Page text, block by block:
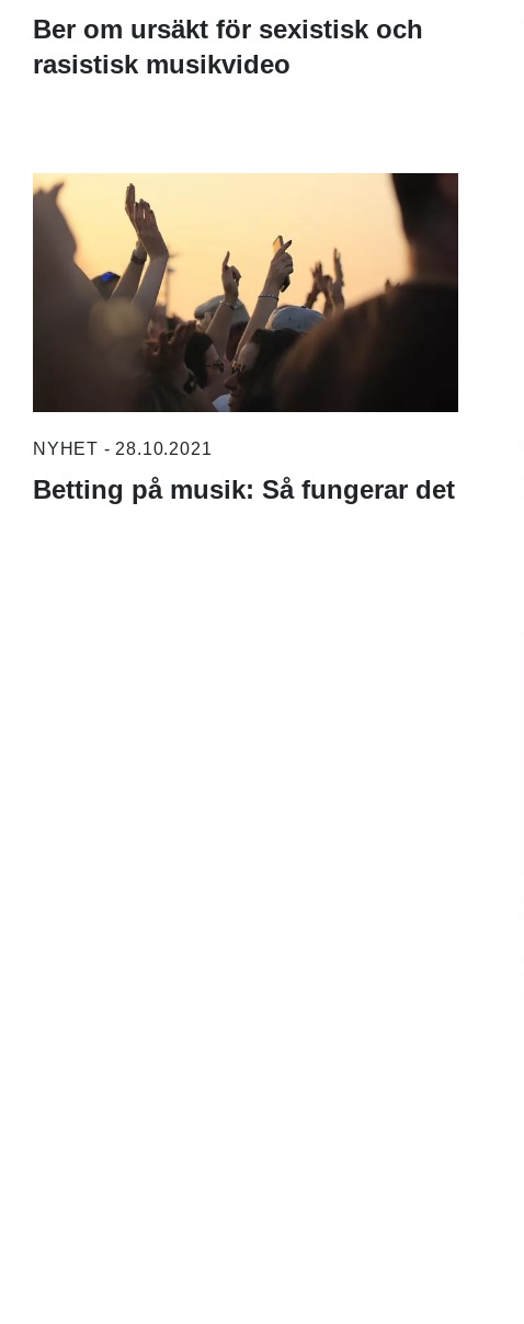
Ber om ursäkt för sexistisk och
rasistisk musikvideo
NYHET - 28.10.2021
Betting på musik: Så fungerar det